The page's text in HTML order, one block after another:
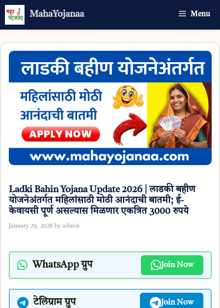
Skip
MahaYojanaa Menu
Ladki Bahin Yojana Update 2026 | लाडकी बहीण
योजनेअंतर्गत महिलांसाठी मोठी आनंदाची बातमी; ई-
केवायसी पूर्ण असल्यास मिळणार एकत्रित 3000 रुपये
January 29, 2026 by admin
WhatsApp ग्रुप Join Now
टेलिग्राम ग्रुप Join Now